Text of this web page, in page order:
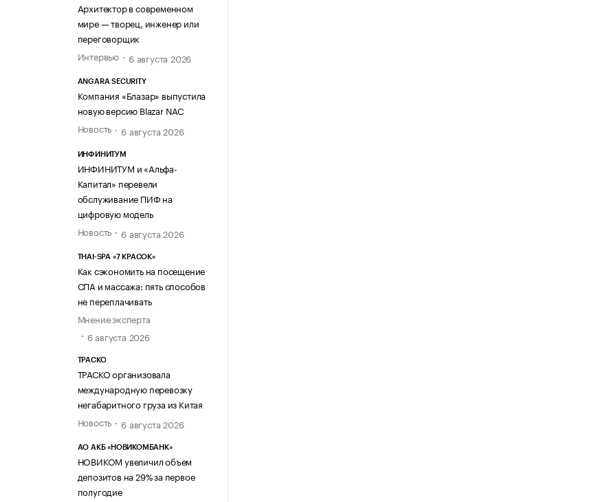
Архитектор в современном
мире — творец, инженер или
переговорщик
Интервью
6 августа 2026
ANGARA SECURITY
Компания «Блазар» выпустила
новую версию Blazar NAC
Новость
6 августа 2026
ИНФИНИТУМ
ИНФИНИТУМ и «Альфа-
Капитал» перевели
обслуживание ПИФ на
цифровую модель
Новость
6 августа 2026
THAI-SPA «7 КРАСОК»
Как сэкономить на посещение
СПА и массажа: пять способов
не переплачивать
Мнение эксперта
6 августа 2026
ТРАСКО
ТРАСКО организовала
международную перевозку
негабаритного груза из Китая
Новость
6 августа 2026
АО АКБ «НОВИКОМБАНК»
НОВИКОМ увеличил объем
депозитов на 29% за первое
полугодие